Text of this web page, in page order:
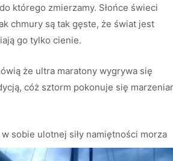
którego zmierzamy. Słońce świeci
chmury są tak gęste, że świat jest
go tylko cienie.
że ultra maratony wygrywa się
cóż sztorm pokonuje się
sobie ulotnej siły namiętności morza